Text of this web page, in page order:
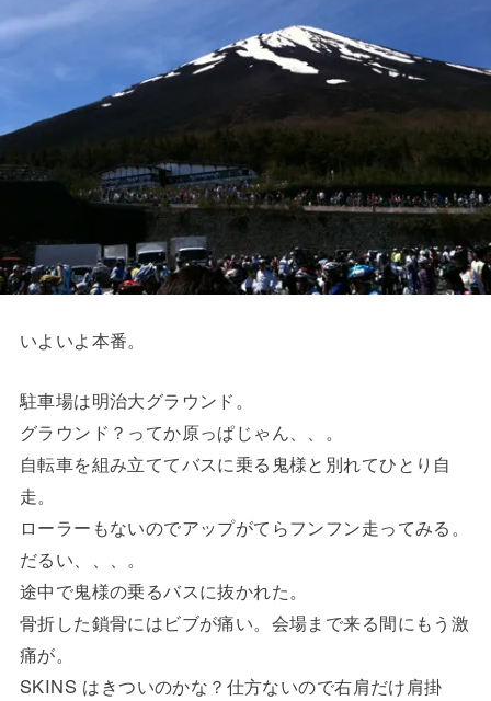
いよいよ本番。
駐車場は明治大グラウンド。
グラウンド？ってか原っぱじゃん、、。
自転車を組み立ててバスに乗る鬼様と別れてひとり自
走。
ローラーもないのでアップがてらフンフン走ってみる。
だるい、、、。
途中で鬼様の乗るバスに抜かれた。
骨折した鎖骨にはビブが痛い。会場まで来る間にもう激
痛が。
SKINS はきついのかな？仕方ないので右肩だけ肩掛